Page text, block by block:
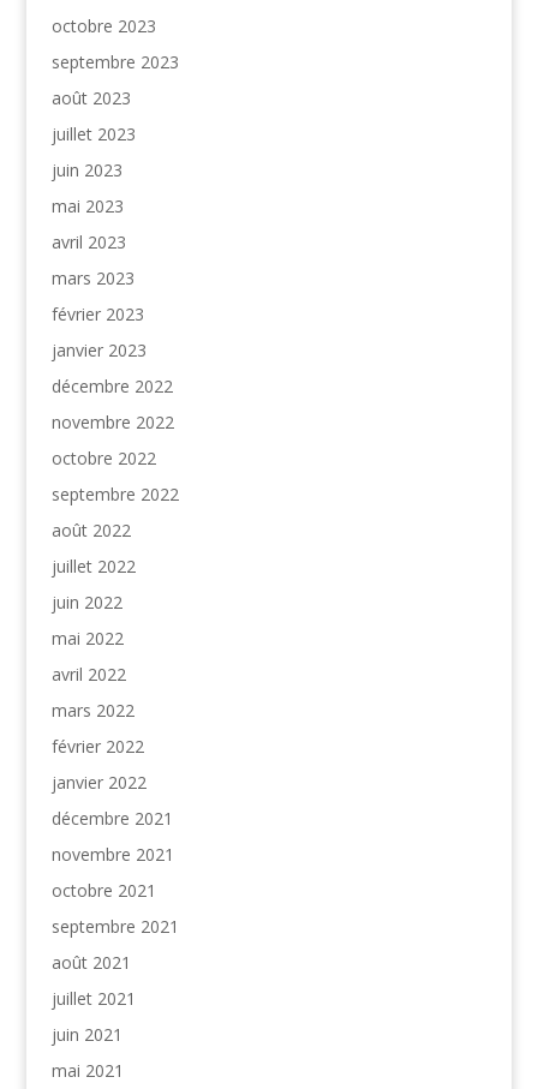
octobre 2023
septembre 2023
août 2023
juillet 2023
juin 2023
mai 2023
avril 2023
mars 2023
février 2023
janvier 2023
décembre 2022
novembre 2022
octobre 2022
septembre 2022
août 2022
juillet 2022
juin 2022
mai 2022
avril 2022
mars 2022
février 2022
janvier 2022
décembre 2021
novembre 2021
octobre 2021
septembre 2021
août 2021
juillet 2021
juin 2021
mai 2021